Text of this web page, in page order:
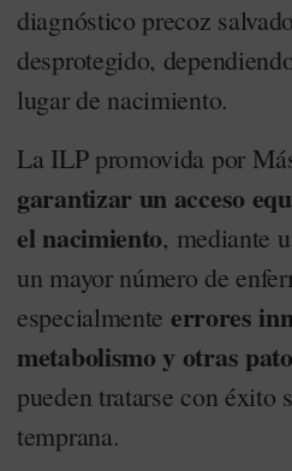
diagnóstico precoz
desprotegido,
lugar de nacimiento.
La ILP promovida por
garantizar un acceso
el nacimiento, mediante
un mayor número de
especialmente errores
metabolismo y otras
pueden tratarse con éxito
temprana.